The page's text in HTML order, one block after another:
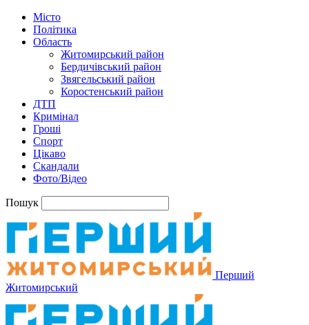
Місто
Політика
Область
Житомирський район
Бердичівський район
Звягельський район
Коростенський район
ДТП
Кримінал
Гроші
Спорт
Цікаво
Скандали
Фото/Відео
Пошук
Перший
Житомирський